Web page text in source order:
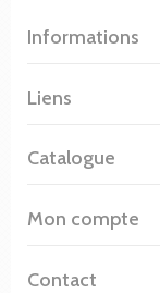
Informations
Liens
Catalogue
Mon compte
Contact